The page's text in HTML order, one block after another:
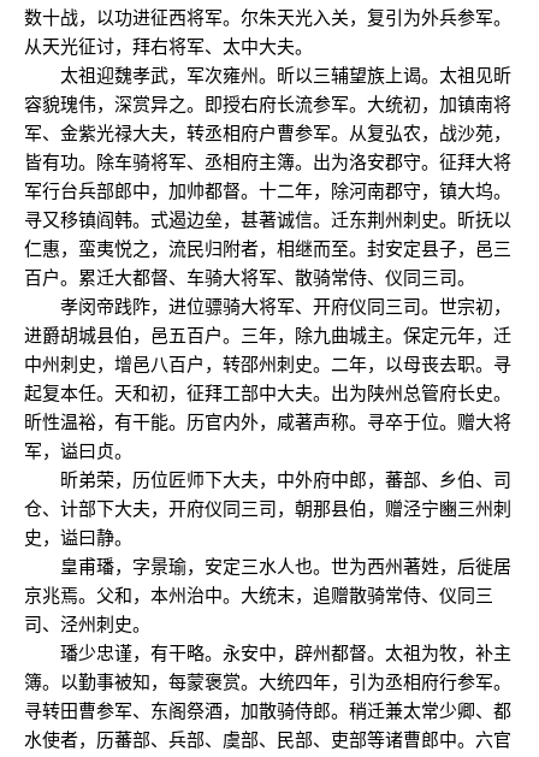
数十战，以功进征西将军。尔朱天光入关，复引为外兵参军。
从天光征讨，拜右将军、太中大夫。
太祖迎魏孝武，军次雍州。昕以三辅望族上谒。太祖见昕
容貌瑰伟，深赏异之。即授右府长流参军。大统初，加镇南将
军、金紫光禄大夫，转丞相府户曹参军。从复弘农，战沙苑，
皆有功。除车骑将军、丞相府主簿。出为洛安郡守。征拜大将
军行台兵部郎中，加帅都督。十二年，除河南郡守，镇大坞。
寻又移镇阎韩。式遏边垒，甚著诚信。迁东荆州刺史。昕抚以
仁惠，蛮夷悦之，流民归附者，相继而至。封安定县子，邑三
百户。累迁大都督、车骑大将军、散骑常侍、仪同三司。
孝闵帝践阼，进位骠骑大将军、开府仪同三司。世宗初，
进爵胡城县伯，邑五百户。三年，除九曲城主。保定元年，迁
中州刺史，增邑八百户，转邵州刺史。二年，以母丧去职。寻
起复本任。天和初，征拜工部中大夫。出为陕州总管府长史。
昕性温裕，有干能。历官内外，咸著声称。寻卒于位。赠大将
军，谥曰贞。
昕弟荣，历位匠师下大夫，中外府中郎，蕃部、乡伯、司
仓、计部下大夫，开府仪同三司，朝那县伯，赠泾宁豳三州刺
史，谥曰静。
皇甫璠，字景瑜，安定三水人也。世为西州著姓，后徙居
京兆焉。父和，本州治中。大统末，追赠散骑常侍、仪同三
司、泾州刺史。
璠少忠谨，有干略。永安中，辟州都督。太祖为牧，补主
簿。以勤事被知，每蒙褒赏。大统四年，引为丞相府行参军。
寻转田曹参军、东阁祭酒，加散骑侍郎。稍迁兼太常少卿、都
水使者，历蕃部、兵部、虞部、民部、吏部等诸曹郎中。六官